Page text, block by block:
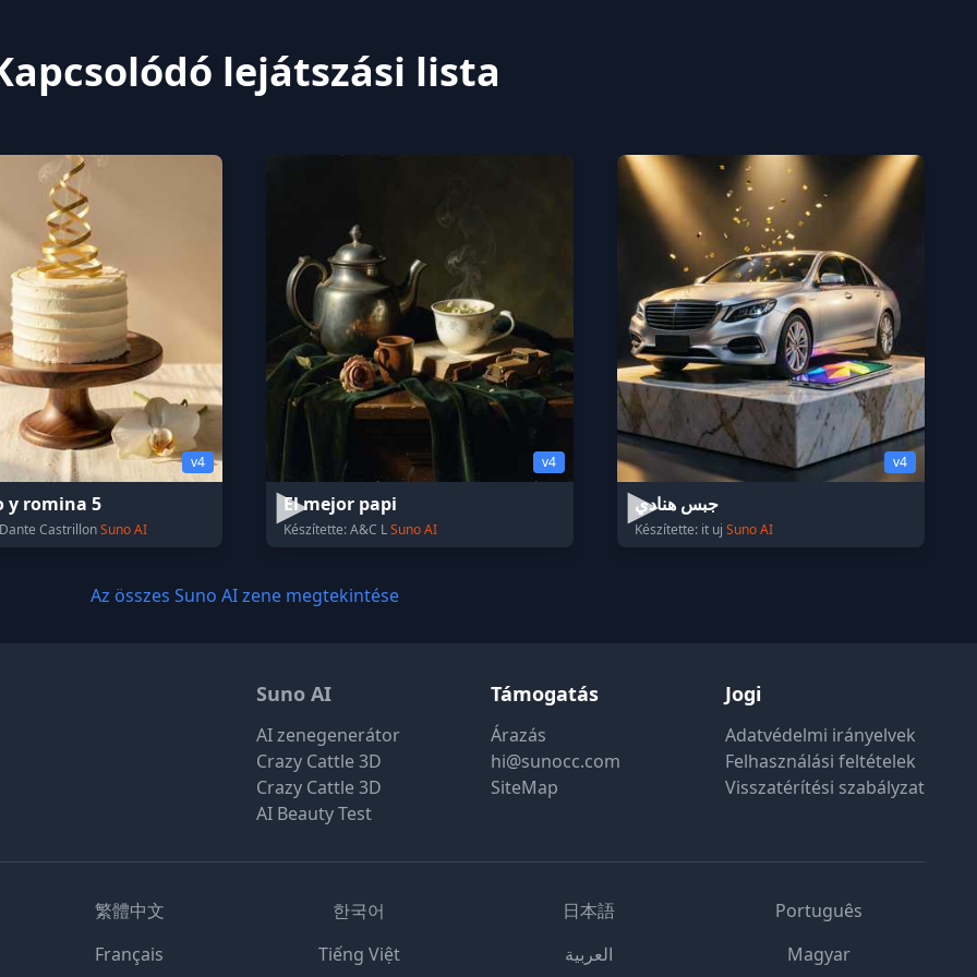
lejátszási lista
v4
y romina 5
CastrillonSuno AI
v4
El mejor papi
Készítette: A&C LSuno AI
v4
جبس هنادي
Készítette: it uj Suno AI
Az összes Suno AI zene megtekintése
Suno AI
AI zenegenerátor
Crazy Cattle 3D
Crazy Cattle 3D
AI Beauty Test
Támogatás
Árazás
hi@sunocc.com
SiteMap
Jogi
Adatvédelmi irányelvek
Felhasználási feltételek
Visszatérítési szabályzat
繁體中文 한국어 日本語
Português
Français
Tiếng Việt العربية Magyar